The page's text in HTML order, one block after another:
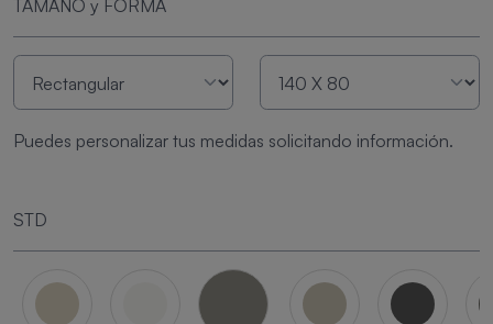
TAMAÑO y FORMA
Puedes personalizar tus medidas solicitando información.
STD